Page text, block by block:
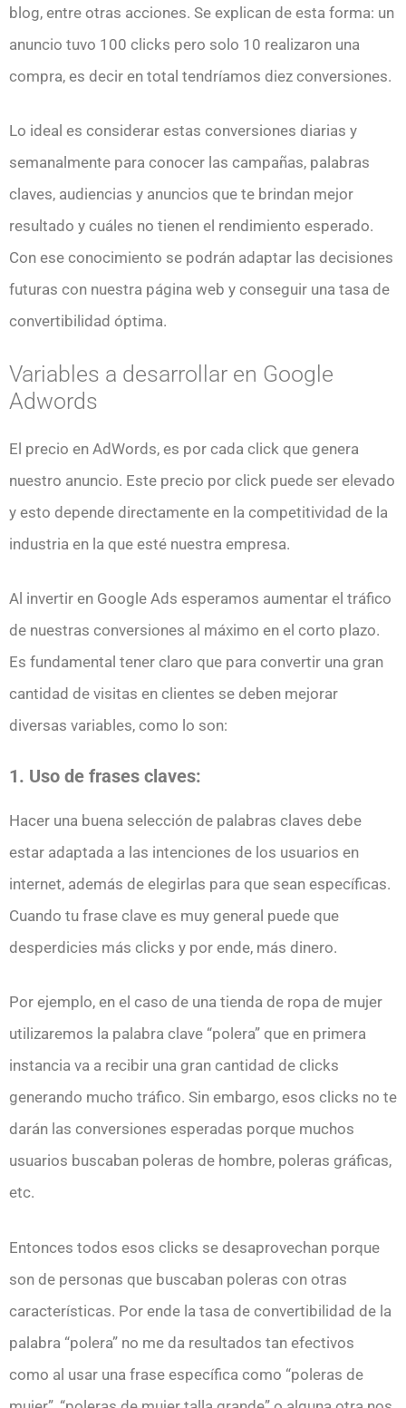
blog, entre otras acciones. Se explican de esta forma: un
anuncio tuvo 100 clicks pero solo 10 realizaron una
compra, es decir en total tendríamos diez conversiones.
Lo ideal es considerar estas conversiones diarias y
semanalmente para conocer las campañas, palabras
claves, audiencias y anuncios que te brindan mejor
resultado y cuáles no tienen el rendimiento esperado.
Con ese conocimiento se podrán adaptar las decisiones
futuras con nuestra página web y conseguir una tasa de
convertibilidad óptima.
Variables a desarrollar en Google
Adwords
El precio en AdWords, es por cada click que genera
nuestro anuncio. Este precio por click puede ser elevado
y esto depende directamente en la competitividad de la
industria en la que esté nuestra empresa.
Al invertir en Google Ads esperamos aumentar el tráfico
de nuestras conversiones al máximo en el corto plazo.
Es fundamental tener claro que para convertir una gran
cantidad de visitas en clientes se deben mejorar
diversas variables, como lo son:
1. Uso de frases claves:
Hacer una buena selección de palabras claves debe
estar adaptada a las intenciones de los usuarios en
internet, además de elegirlas para que sean específicas.
Cuando tu frase clave es muy general puede que
desperdicies más clicks y por ende, más dinero.
Por ejemplo, en el caso de una tienda de ropa de mujer
utilizaremos la palabra clave “polera” que en primera
instancia va a recibir una gran cantidad de clicks
generando mucho tráfico. Sin embargo, esos clicks no te
darán las conversiones esperadas porque muchos
usuarios buscaban poleras de hombre, poleras gráficas,
etc.
Entonces todos esos clicks se desaprovechan porque
son de personas que buscaban poleras con otras
características. Por ende la tasa de convertibilidad de la
palabra “polera” no me da resultados tan efectivos
como al usar una frase específica como “poleras de